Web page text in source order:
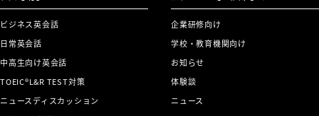
ビジネス英会話
日常英会話
中高生向け英会話
TOEIC®L&R TEST対策
ニュースディスカッション
企業研修向け
学校・教育機関向け
お知らせ
体験談
ニュース